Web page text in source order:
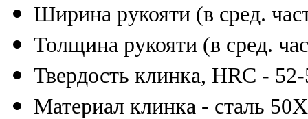
Ширина рукояти (в сред.
Толщина рукояти (в сред.
Твердость клинка, HRC -
Материал клинка - сталь